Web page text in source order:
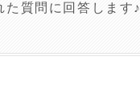
質問に回答します♪